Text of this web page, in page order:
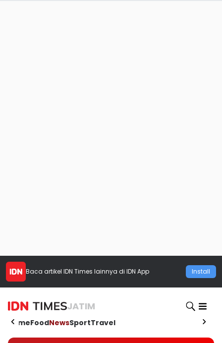
Baca artikel IDN Times lainnya di IDN App Install
JATIM
HomeFoodNewsSportTravel